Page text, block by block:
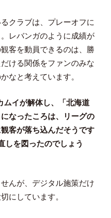
クラブは、プレーオフに
レバンガのように成績が
客を動員できるのは、勝
ける関係をファンのみな
なと考えています。
イが解体し、「北海道
なったころは、リーグの
客が落ち込んだそうです
しを図ったのでしょう
んが、デジタル施策だけ
にしています。